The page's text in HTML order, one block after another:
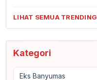
LIHAT SEMUA TRENDING
Kategori
Eks Banyumas